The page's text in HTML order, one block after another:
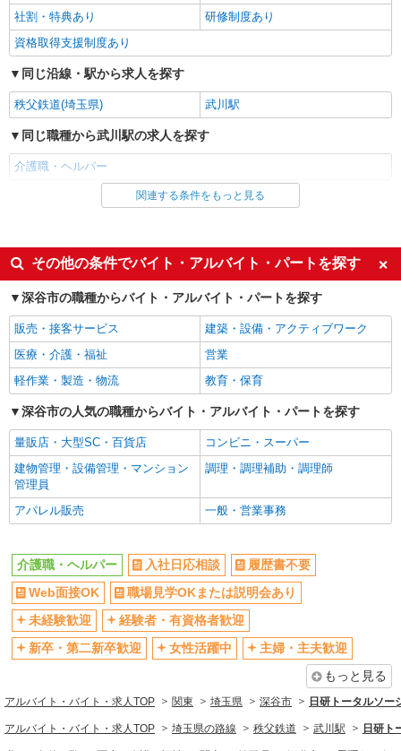
派遣社員
株式会社kotrio /●SI-H-2101451
【面接なし】日払いでお給料即GETのデイサ
ービス＊深谷駅
時給1600円〜2250円 ＜日払い有/週払い有/交
通費全支給(ガソリン代含む)＞
詳細を見る
株式会社トラストグロース 新宿本社 第3営業部
サービス付き高齢者向け住宅での介護士
時給：初任者1400円〜1500円 実務者
1500円〜1600円 介福1600円〜1700円 ※
資格や経験などによる
埼玉県深谷市
キープ 詳細を見る
派遣社員
株式会社トラストグロース 新宿本社 第3営業部
サービス付き高齢者向け住宅及び介護付き有料
老人ホームでの介護士
円〜/介護福祉士1450円〜 ※資格や経験などによ
る 埼玉県深谷市
キープ 詳細を見る
派遣社員
株式会社トラストグロース 新宿本社 第3営業部
特別養護老人ホームでの夜専介護士
1夜勤：30020円〜32870円 ※資格・経験など
埼玉県深谷市
キープ
社割・特典あり
研修制度あり
資格取得支援制度あり
同じ沿線・駅から求人を探す
秩父鉄道(埼玉県) 武川駅
同じ職種から武川駅の求人を探す
介護職・ヘルパー
同じ雇用形態から武川駅の求人を探す
派遣社員
紹介予定派遣
同じ特徴から武川駅の求人を探す
入社日応相談
履歴書不要
Web面接OK
職場見学OKまたは説明会あり
未経験歓迎
経験者・有資格者歓迎
新卒・第二新卒歓迎
女性活躍中
主婦・主夫歓迎
フリーター歓迎
学歴不問
ブランクOK
ミドル（40代～）活躍中
エルダー（50代～）活躍中
シニア（60代～）活躍中
昇給あり
週払い
週2～3日勤務OK
時間や曜日が選べる・シフト自由
深夜
禁煙・分煙
残業ほぼなし
転勤なし
登録制
交通費支給
社会保険あり
資格取得支援制度あり
同じ職種から求人を探す
関連する条件をもっと見る
その他の条件でバイト・アルバイト・パートを探す
深谷市の職種からバイト・アルバイト・パートを探す
販売・接客サービス
建築・設備・アクティブワーク
医療・介護・福祉
営業
軽作業・製造・物流
教育・保育
深谷市の人気の職種からバイト・アルバイト・パートを探す
量販店・大型SC・百貨店
コンビニ・スーパー
建物管理・設備管理・マンション
管理員
調理・調理補助・調理師
アパレル販売 一般・営業事務
介護職・ヘルパー 入社日応相談
履歴書不要
Web面接OK
職場見学OKまたは説明会あり
未経験歓迎
経験者・有資格者歓迎
新卒・第二新卒歓迎
女性活躍中
主婦・主夫歓迎
もっと見る
アルバイト・バイト・求人TOP 関東 埼玉県 深谷市 日研トータルソ
アルバイト・バイト・求人TOP 埼玉県の路線 秩父鉄道 武川駅 日研ト